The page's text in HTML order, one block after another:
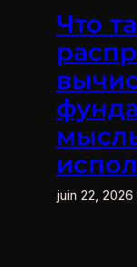
Что
juin 22, 2026